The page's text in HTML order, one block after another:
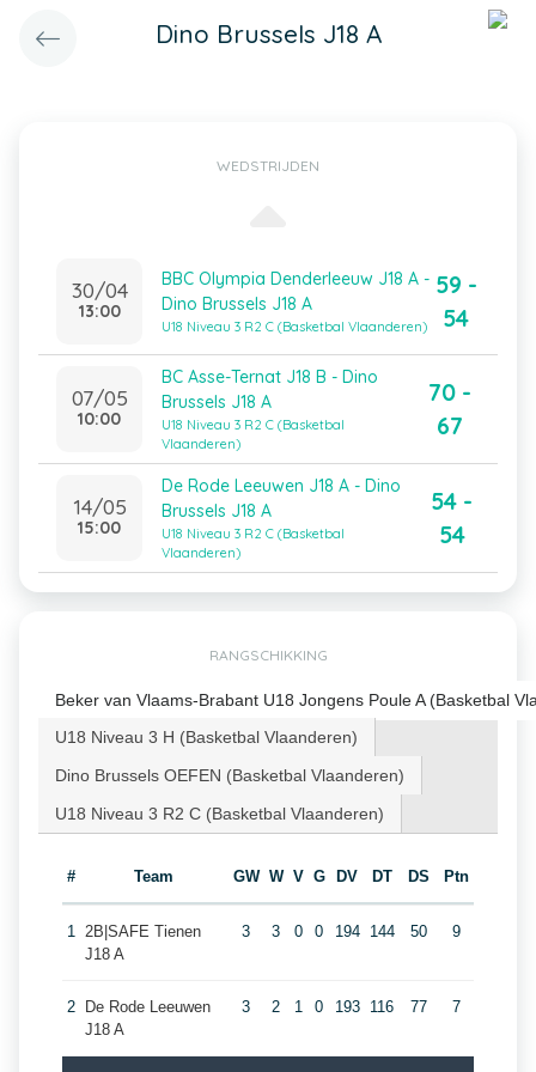
Dino Brussels J18 A
WEDSTRIJDEN
30/04
13:00
BBC Olympia Denderleeuw J18 A -
Dino Brussels J18 A
U18 Niveau 3 R2 C (Basketbal Vlaanderen)
59 -
54
07/05
10:00
BC Asse-Ternat J18 B - Dino
Brussels J18 A
U18 Niveau 3 R2 C (Basketbal
Vlaanderen)
70 -
67
14/05
15:00
De Rode Leeuwen J18 A - Dino
Brussels J18 A
U18 Niveau 3 R2 C (Basketbal
Vlaanderen)
54 -
54
RANGSCHIKKING
Beker van Vlaams-Brabant U18 Jongens Poule A (Basketbal
U18 Niveau 3 H (Basketbal Vlaanderen)
Dino Brussels OEFEN (Basketbal Vlaanderen)
U18 Niveau 3 R2 C (Basketbal Vlaanderen)
# Team GW W V G DV DT DS Ptn
1 2B|SAFE Tienen
J18 A
3 3 0 0 194 144 50 9
2
De Rode Leeuwen
J18 A
3 2 1 0 193 116 77 7